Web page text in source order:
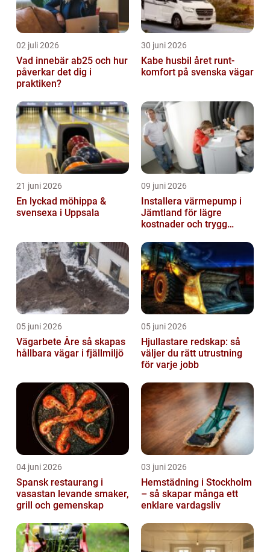
02 juli 2026
Vad innebär ab25 och hur
påverkar det dig i
praktiken?
30 juni 2026
Kabe husbil året runt-
komfort på svenska vägar
21 juni 2026
En lyckad möhippa &
svensexa i Uppsala
09 juni 2026
Installera värmepump i
Jämtland för lägre
kostnader och trygg
05 juni 2026
Vägarbete Åre så skapas
hållbara vägar i fjällmiljö
05 juni 2026
Hjullastare redskap: så
väljer du rätt utrustning
för varje jobb
04 juni 2026
Spansk restaurang i
vasastan levande smaker,
grill och gemenskap
03 juni 2026
Hemstädning i Stockholm
– så skapar många ett
enklare vardagsliv